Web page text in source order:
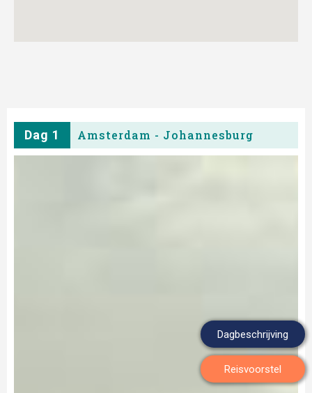
Dag 1 Amsterdam - Johannesburg
Dagbeschrijving
Reisvoorstel